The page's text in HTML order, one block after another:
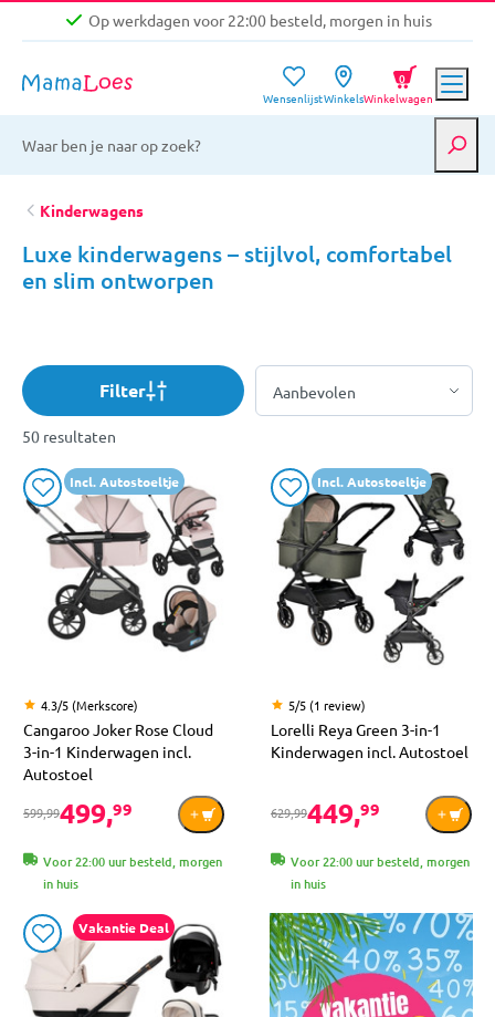
Op werkdagen voor 22:00 besteld, morgen in huis
Niet goed, geld terug garantie
Gratis verzending vanaf €39,-
Op werkdagen voor 22:00 besteld, morgen in huis
WensenlijstWinkelsWinkelwagen
0
Kinderwagens
Luxe kinderwagens – stijlvol, comfortabel
en slim ontworpen
Filter
50 resultaten
Incl. Autostoeltje
4.3/5 (Merkscore)
Cangaroo Joker Rose Cloud
3-in-1 Kinderwagen incl.
Autostoel
599,99499,99
Voor 22:00 uur besteld, morgen
in huis
Incl. Autostoeltje
5/5 (1 review)
Lorelli Reya Green 3-in-1
Kinderwagen incl. Autostoel
629,99449,99
Voor 22:00 uur besteld, morgen
in huis
Vakantie Deal